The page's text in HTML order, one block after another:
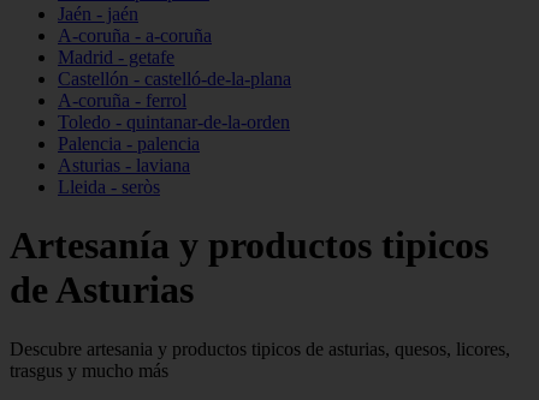
Jaén - jaén
A-coruña - a-coruña
Madrid - getafe
Castellón - castelló-de-la-plana
A-coruña - ferrol
Toledo - quintanar-de-la-orden
Palencia - palencia
Asturias - laviana
Lleida - seròs
Artesanía y productos tipicos
de Asturias
Descubre artesania y productos tipicos de asturias, quesos, licores,
trasgus y mucho más